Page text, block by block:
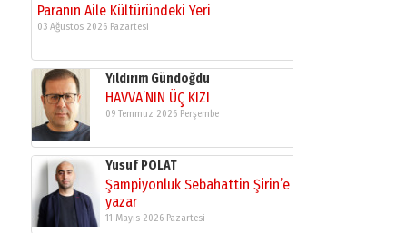
Paranın Aile Kültüründeki Yeri
03 Ağustos 2026 Pazartesi
Yıldırım Gündoğdu
HAVVA’NIN ÜÇ KIZI
09 Temmuz 2026 Perşembe
Yusuf POLAT
Şampiyonluk Sebahattin Şirin’e
yazar
11 Mayıs 2026 Pazartesi